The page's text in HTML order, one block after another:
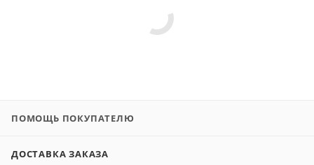
ПОМОЩЬ ПОКУПАТЕЛЮ
ДОСТАВКА ЗАКАЗА